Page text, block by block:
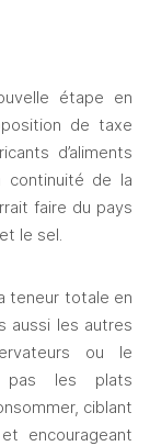
étape en
de taxe
d’aliments
continuité de la
faire du pays
le sel.
teneur totale en
aussi les autres
ou le
pas les plats
ciblant
encourageant